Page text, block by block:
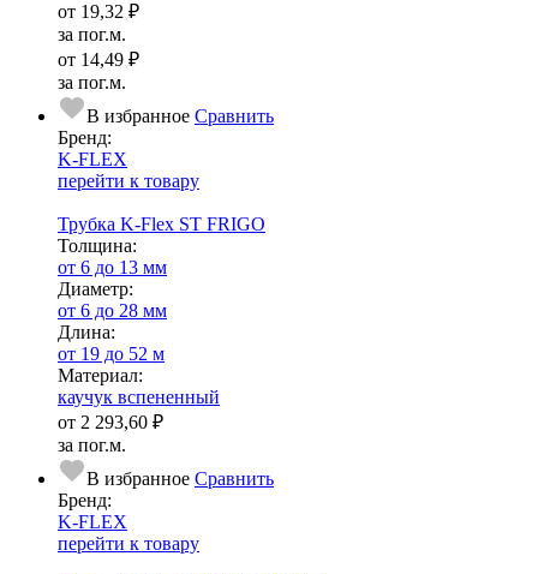
от 19,32 ₽
за пог.м.
от 14,49 ₽
за пог.м.
В избранное Сравнить
Бренд:
K-FLEX
перейти к товару
Трубка K-Flex ST FRIGO
Тол­щи­на:
от 6 до 13 мм
Диаметр:
от 6 до 28 мм
Длина:
от 19 до 52 м
Ма­­те­­ри­­ал:
каучук вспененный
от 2 293,60 ₽
за пог.м.
В избранное Сравнить
Бренд:
K-FLEX
перейти к товару